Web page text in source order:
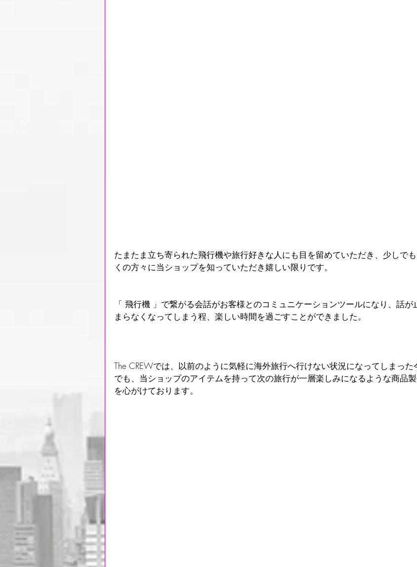
たまたま立ち寄られた飛行機や旅行好きな人にも目を留めていただき、少しで
くの方々に当ショップを知っていただき嬉しい限りです。
「 飛行機 」で繋がる会話がお客様とのコミュニケーションツールになり、話が
まらなくなってしまう程、楽しい時間を過ごすことができました。
The CREWでは、以前のように気軽に海外旅行へ行けない状況になってしまった
でも、当ショップのアイテムを持って次の旅行が一層楽しみになるような商品
を心がけております。